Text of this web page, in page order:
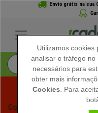
Envio grátis na sua
Começam os Saldos de
Utilizamos cookies
analisar o tráfego
necessários para
obter mais
Cookies . Para